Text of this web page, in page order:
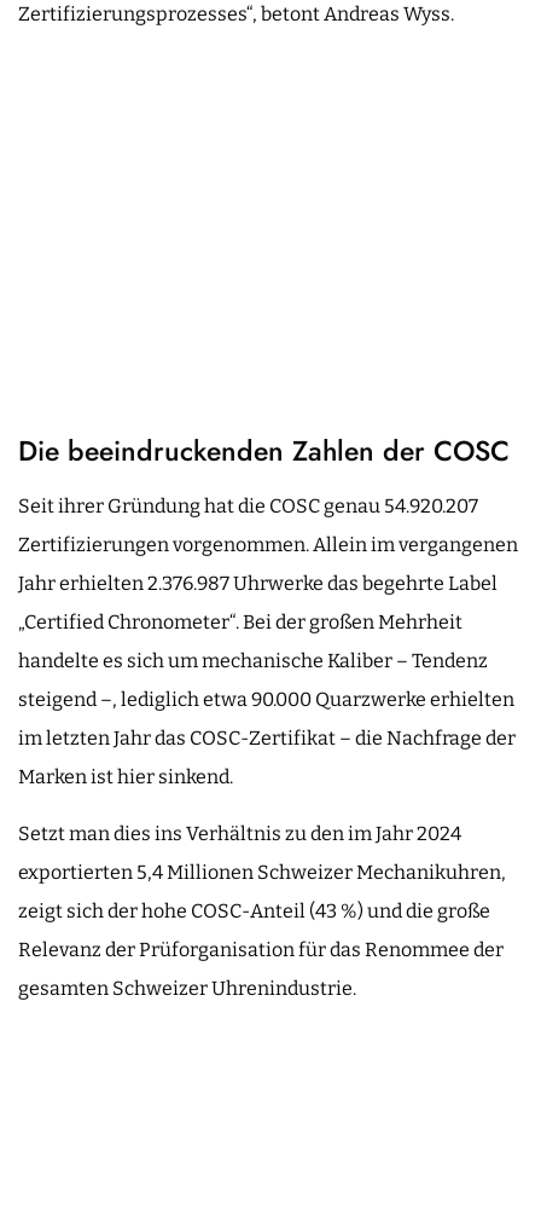
Zertifizierungsprozesses“, betont Andreas Wyss.
Die beeindruckenden Zahlen der COSC
Seit ihrer Gründung hat die COSC genau 54.920.207
Zertifizierungen vorgenommen. Allein im vergangenen
Jahr erhielten 2.376.987 Uhrwerke das begehrte Label
„Certified Chronometer“. Bei der großen Mehrheit
handelte es sich um mechanische Kaliber – Tendenz
steigend –, lediglich etwa 90.000 Quarzwerke erhielten
im letzten Jahr das COSC-Zertifikat – die Nachfrage der
Marken ist hier sinkend.
Setzt man dies ins Verhältnis zu den im Jahr 2024
exportierten 5,4 Millionen Schweizer Mechanikuhren,
zeigt sich der hohe COSC-Anteil (43 %) und die große
Relevanz der Prüforganisation für das Renommee der
gesamten Schweizer Uhrenindustrie.